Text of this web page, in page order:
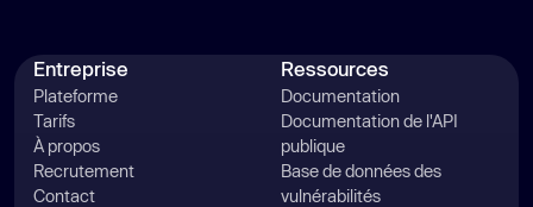
Entreprise
Plateforme
Tarifs
À propos
Recrutement
Contact
Ressources
Documentation
Documentation de l'API
publique
Base de données des
vulnérabilités